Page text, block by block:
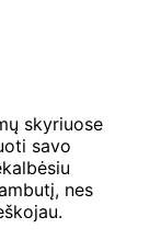
skyriuose
savo
nes